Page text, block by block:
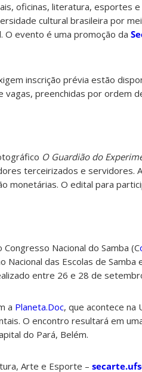
oficinas, literatura, esportes
cultural brasileira por
O evento é uma promoção da
inscrição prévia estão
preenchidas por ordem
O Guardião do
terceirizados e servidores.
monetárias. O edital para
Nacional do Samba (C
Nacional das Escolas de Samba
entre 26 e 28 de
a Planeta.Doc, que acontece na
O encontro resultará em
do Pará, Belém.
Arte e Esporte –